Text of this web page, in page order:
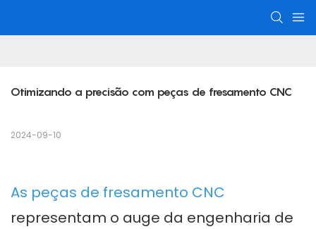
Otimizando a precisão com peças de fresamento CNC
2024-09-10
As peças de fresamento CNC
representam o auge da engenharia de